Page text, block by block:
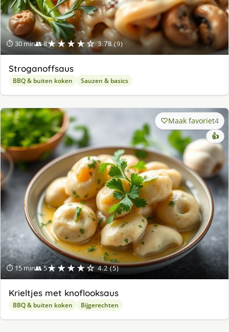
⏱ 30 min👥 8★★★★☆ 3.78 (9)
Stroganoffsaus
BBQ & buiten koken Sauzen & basics
⏱ 15 min👥 5★★★★☆ 4.2 (5)
Maak favoriet4
👍
Krieltjes met knoflooksaus
BBQ & buiten koken Bijgerechten